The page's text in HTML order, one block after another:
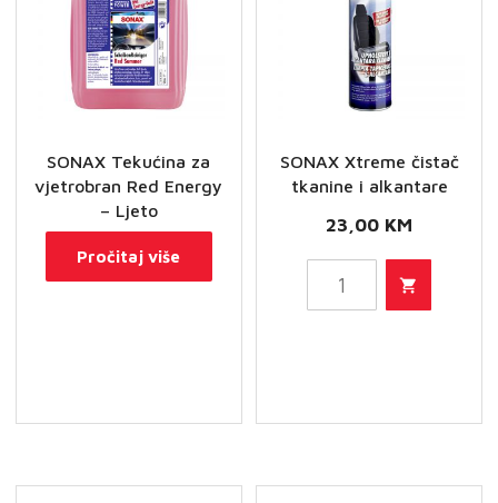
SONAX Tekućina za
vjetrobran Red Energy
– Ljeto
Pročitaj više
SONAX Xtreme čistač
tkanine i alkantare
23,00 KM
SONAX
Xtreme
i
količina